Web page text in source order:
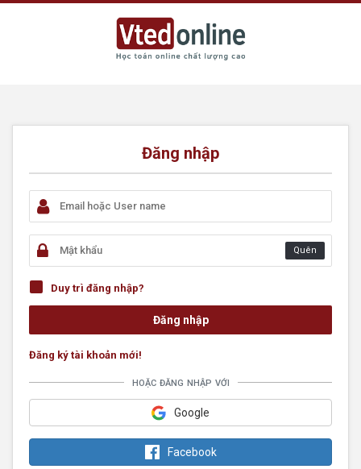
Đăng nhập
Quên
Duy trì đăng nhập?
Đăng ký tài khoản mới!
hoặc đăng nhập với
Google
Facebook